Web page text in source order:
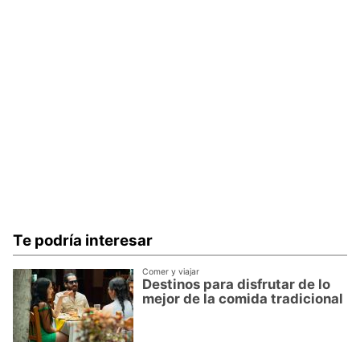
Te podría interesar
Comer y viajar
Destinos para disfrutar de lo
mejor de la comida tradicional